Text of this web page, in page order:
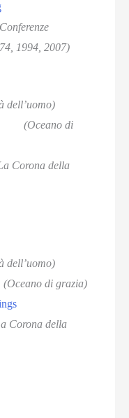
1994, 2007)
dell’uomo)
(Oceano di
Corona della
dell’uomo)
(Oceano di grazia)
Corona della